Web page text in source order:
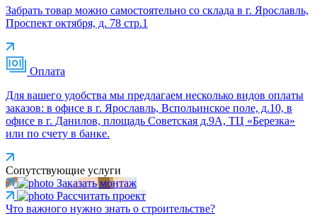
Забрать товар можно самостоятельно со склада в г. Ярославль,
Проспект октября, д. 78 стр.1
Оплата
Для вашего удобства мы предлагаем несколько видов оплаты
заказов: в офисе в г. Ярославль, Вспольинское поле, д.10, в
офисе в г. Данилов, площадь Советская д.9А, ТЦ «Березка»
или по счету в банке.
Сопутствующие услуги
Заказать монтаж
Рассчитать проект
Что важного нужно знать о строительстве?